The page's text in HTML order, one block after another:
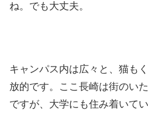
ね。でも大丈夫。
キャンパス内は広々と、猫も
放的です。ここ長崎は街のい
ですが、大学にも住み着いて